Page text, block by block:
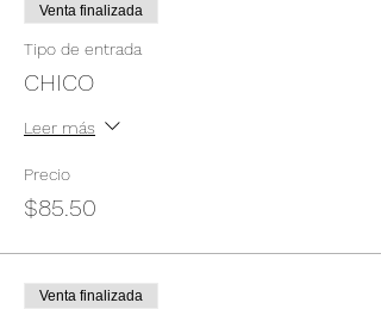
Venta finalizada
Tipo de entrada
CHICO
Leer más
Precio
$85.50
Venta finalizada